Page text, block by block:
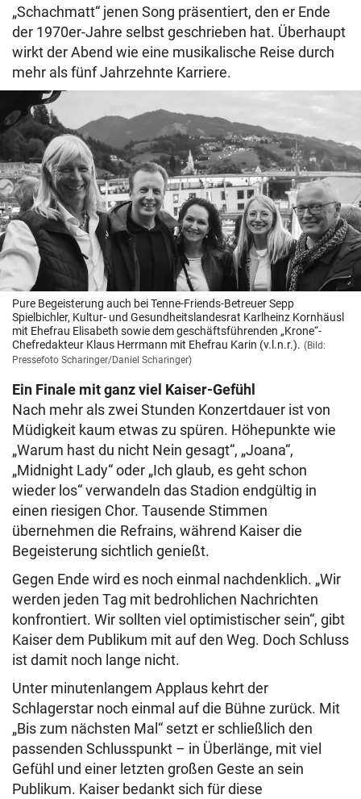
„Schachmatt“ jenen Song präsentiert, den er Ende
der 1970er-Jahre selbst geschrieben hat. Überhaupt
wirkt der Abend wie eine musikalische Reise durch
mehr als fünf Jahrzehnte Karriere.
Pure Begeisterung auch bei Tenne-Friends-Betreuer Sepp
Spielbichler, Kultur- und Gesundheitslandesrat Karlheinz Kornhäusl
mit Ehefrau Elisabeth sowie dem geschäftsführenden „Krone“-
Chefredakteur Klaus Herrmann mit Ehefrau Karin (v.l.n.r.). (Bild:
Pressefoto Scharinger/Daniel Scharinger)
Ein Finale mit ganz viel Kaiser-Gefühl
Nach mehr als zwei Stunden Konzertdauer ist von
Müdigkeit kaum etwas zu spüren. Höhepunkte wie
„Warum hast du nicht Nein gesagt“, „Joana“,
„Midnight Lady“ oder „Ich glaub, es geht schon
wieder los“ verwandeln das Stadion endgültig in
einen riesigen Chor. Tausende Stimmen
übernehmen die Refrains, während Kaiser die
Begeisterung sichtlich genießt.
Gegen Ende wird es noch einmal nachdenklich. „Wir
werden jeden Tag mit bedrohlichen Nachrichten
konfrontiert. Wir sollten viel optimistischer sein“, gibt
Kaiser dem Publikum mit auf den Weg. Doch Schluss
ist damit noch lange nicht.
Unter minutenlangem Applaus kehrt der
Schlagerstar noch einmal auf die Bühne zurück. Mit
„Bis zum nächsten Mal“ setzt er schließlich den
passenden Schlusspunkt – in Überlänge, mit viel
Gefühl und einer letzten großen Geste an sein
Publikum. Kaiser bedankt sich für diese